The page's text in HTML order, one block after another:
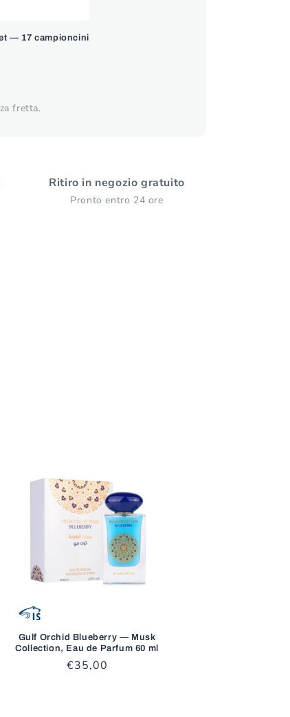
— 17 campioncini
fretta.
Ritiro in negozio gratuito
Pronto entro 24 ore
Gulf Orchid Blueberry — Musk
Collection, Eau de Parfum 60 ml
Prezzo
€35,00